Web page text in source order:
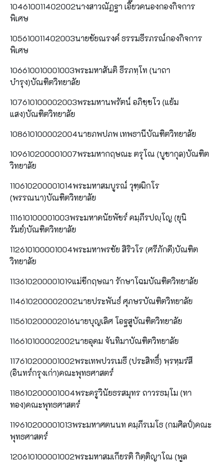
104610011402002นางสาวณัฏฐา เอี๊ยวคนองกองกิจการ
พิเศษ
105610011402003นายชัยณรงค์ ธรรมธีรภรณ์กองกิจการ
พิเศษ
106610010001003พระมหาสันติ ธีรภทฺโท (นาถา
บำรุง)บัณฑิตวิทยาลัย
107610100002003พระมหานพรัตน์ อภิชฺชโว (แย้ม
แสง)บัณฑิตวิทยาลัย
108610100002004นายภพปภพ เทพธานีบัณฑิตวิทยาลัย
109610200001007พระมหากฤษณะ ตรุโณ (บูชากุล)บัณฑิต
วิทยาลัย
110610200001014พระมหาสมบูรณ์ วุฑฺฒิกโร
(พรรณนา)บัณฑิตวิทยาลัย
111610100001003พระมหาดนัยพัชร์ คมฺภีรปญฺโญ (ยุนิ
รัมย์)บัณฑิตวิทยาลัย
112610100001004พระมหาพรชัย สิริวโร (ศรีภักดี)บัณฑิต
วิทยาลัย
113610200001019แม่ชีกฤษณา รักษาโฉมบัณฑิตวิทยาลัย
114610200002002นายประพันธ์ ศุภษรบัณฑิตวิทยาลัย
115610200002016นายบุญเลิศ โอฐสูบัณฑิตวิทยาลัย
116610100002002นายอุดม จันทิมาบัณฑิตวิทยาลัย
117610200001002พระเทพปวรเมธี (ประสิทธิ์) พฺรหฺมรํสี
(อินทร์กรุงเก่า)คณะพุทธศาสตร์
118610200001004พระครูวินัยธรสมุทร ถาวรธมฺโม (ทา
ทอง)คณะพุทธศาสตร์
119610200001013พระมหาศตนนท คมฺภีรเมโธ (กมศิลป์)คณะ
พุทธศาสตร์
120610100001002พระมหาสมเกียรติ กิตฺติญาโณ (พูล